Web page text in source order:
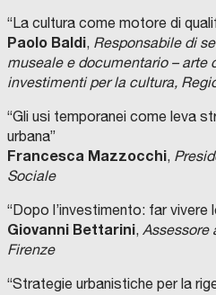
“La cultura come motore di
Paolo Baldi, Responsabile di
museale e documentario – arte
investimenti per la cultura,
“Gli usi temporanei come leva
urbana”
Francesca Mazzocchi,
Sociale
“Dopo l’investimento: far vivere
Giovanni Bettarini, Assessore
Firenze
“Strategie urbanistiche per la